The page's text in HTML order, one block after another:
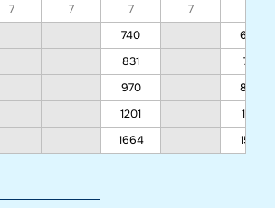
7 7 7 7
740 689
831 771
970 895
1201 1101
1664 1513